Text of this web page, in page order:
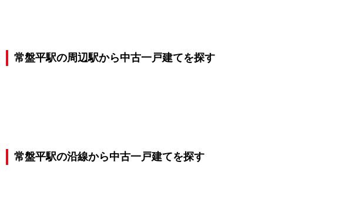
常盤平駅の周辺駅から中古一戸建てを探す
常盤平駅の沿線から中古一戸建てを探す